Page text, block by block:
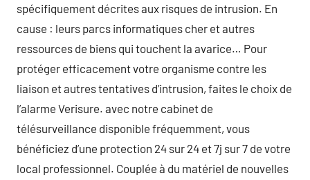
spécifiquement décrites aux risques de intrusion. En
cause : leurs parcs informatiques cher et autres
ressources de biens qui touchent la avarice… Pour
protéger efficacement votre organisme contre les
liaison et autres tentatives d’intrusion, faites le choix de
l’alarme Verisure. avec notre cabinet de
télésurveillance disponible fréquemment, vous
bénéficiez d’une protection 24 sur 24 et 7j sur 7 de votre
local professionnel. Couplée à du matériel de nouvelles